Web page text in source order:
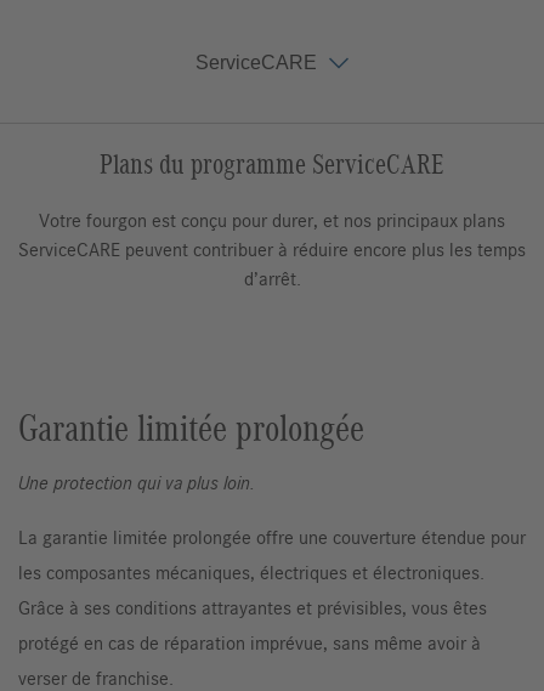
ServiceCARE
ServiceCARE
Pièces d’origine et service
Garantie du fabricant
Manuels du propriétaire
Accessoires
Recall Information
Plans du programme ServiceCARE
Votre fourgon est conçu pour durer, et nos principaux plans
ServiceCARE peuvent contribuer à réduire encore plus les temps
d’arrêt.
Garantie limitée prolongée
Une protection qui va plus loin.
La garantie limitée prolongée offre une couverture étendue pour
les composantes mécaniques, électriques et électroniques.
Grâce à ses conditions attrayantes et prévisibles, vous êtes
protégé en cas de réparation imprévue, sans même avoir à
verser de franchise.